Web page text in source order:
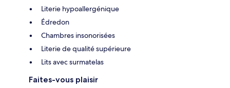
Literie hypoallergénique
Édredon
Chambres insonorisées
Literie de qualité supérieure
Lits avec surmatelas
Faites-vous plaisir